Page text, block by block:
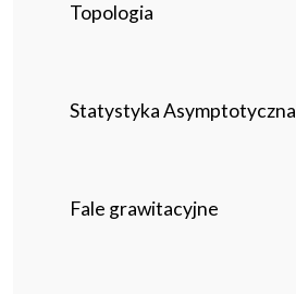
Topologia
Statystyka Asymptotyczna
Fale grawitacyjne